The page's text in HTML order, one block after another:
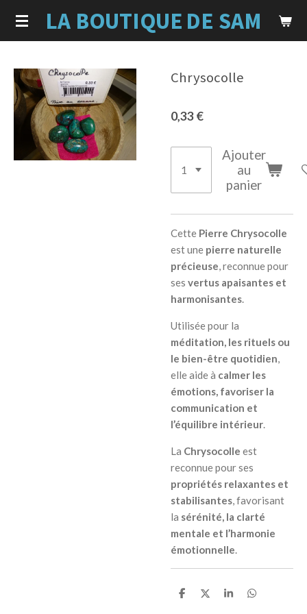
Passer
au
LA BOUTIQUE DE SAM
Chrysocolle
0,33 €
Ajouter
au
panier
Cette Pierre Chrysocolle
est une pierre naturelle
précieuse, reconnue pour
ses vertus apaisantes et
harmonisantes.
Utilisée pour la
méditation, les rituels ou
le bien-être quotidien,
elle aide à calmer les
émotions, favoriser la
communication et
l’équilibre intérieur.
La Chrysocolle est
reconnue pour ses
propriétés relaxantes et
stabilisantes, favorisant
la sérénité, la clarté
mentale et l’harmonie
émotionnelle.
P
P
P
P